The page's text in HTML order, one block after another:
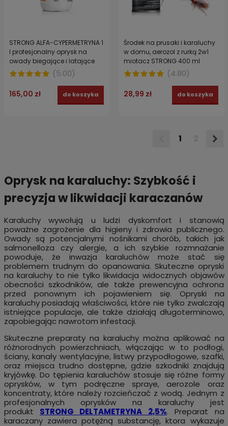
STRONG ALFA-CYPERMETRYNA 1
l profesjonalny oprysk na
owady biegające i latające
koncentrat
(5.00)
165,00 zł do koszyka
Środek na prusaki i karaluchy
w domu, aerozol z rurką 2w1
miotacz STRONG 400 ml
(4.80)
28,99 zł do koszyka
1
Oprysk na karaluchy: Szybkość i
precyzja w likwidacji karaczanów
Karaluchy wywołują u ludzi dyskomfort i stanowią
poważne zagrożenie dla higieny i zdrowia publicznego.
Owady są potencjalnymi nośnikami chorób, takich jak
salmonelloza czy alergie, a ich szybkie rozmnażanie
powoduje, że inwazja karaluchów może stać się
problemem trudnym do opanowania. Skuteczne opryski
na karaluchy to nie tylko likwidacja widocznych objawów
obecności szkodników, ale także prewencyjna ochrona
przed ponownym ich pojawieniem się. Opryski na
karaluchy posiadają właściwości, które nie tylko zwalczają
istniejące populacje, ale także działają długoterminowo,
zapobiegając nawrotom infestacji.
Skuteczne preparaty na karaluchy można aplikować na
różnorodnych powierzchniach, włączając w to podłogi,
ściany, kanały wentylacyjne, listwy przypodłogowe, szafki,
oraz miejsca trudno dostępne, gdzie szkodniki znajdują
kryjówkę. Do tępienia karaluchów stosuje się różne formy
oprysków, w tym podręczne spraye, aerozole oraz
koncentraty, które należy rozcieńczać z wodą. Jednym z
profesjonalnych oprysków na karaluchy jest
produkt STRONG DELTAMETRYNA 2,5%. Preparat na
karaczany zawiera potężną substancję, ktora wykazuje